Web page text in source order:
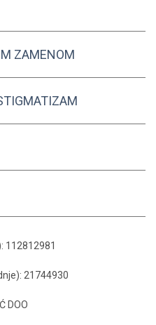
ZAMENOM
112812981
21744930
DOO